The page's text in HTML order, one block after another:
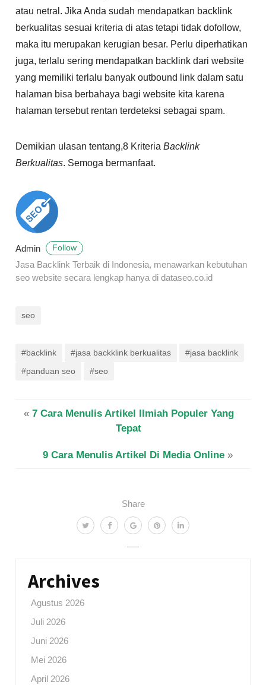
Share
atau netral. Jika Anda sudah mendapatkan backlink
berkualitas sesuai kriteria di atas tetapi tidak dofollow,
maka itu merupakan kerugian besar. Perlu diperhatikan
juga, terlalu sering mendapatkan backlink dari website
yang memiliki terlalu banyak outbound link dalam satu
halaman bisa berbahaya bagi website kita karena
halaman tersebut rentan terdeteksi sebagai spam.
Demikian ulasan tentang,8 Kriteria Backlink
Berkualitas. Semoga bermanfaat.
Admin Follow
Jasa Backlink Terbaik di Indonesia, menawarkan kebutuhan
seo website secara lengkap hanya di dataseo.co.id
seo
#backlink #jasa backklink berkualitas
#jasa backlink
#panduan seo
#seo
« 7 Cara Menulis Artikel Ilmiah Populer Yang
Tepat
9 Cara Menulis Artikel Di Media Online»
Archives
Agustus 2026
Juli 2026
Juni 2026
Mei 2026
April 2026